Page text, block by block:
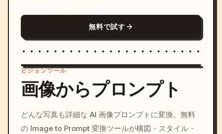
無料で試す
c, cyberpunk sunset, neon
colors, 8k --v 6.0
ビジョンツール
画像からプロンプト
どんな写真も詳細な AI 画像プロンプトに変換。無料
の Image to Prompt 変換ツールが構図・スタイル・